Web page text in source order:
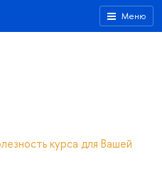
Меню
курса для Вашей